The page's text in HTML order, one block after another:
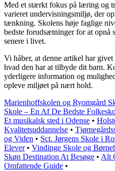
Med et stærkt fokus på læring og
varieret undervisningsmiljø, der
tænkning. Skolens høje faglige
bedste forudsætninger for at opnå
senere i livet.
Vi håber, at denne artikel har
hvad den har at tilbyde dit barn.
yderligere information og
opleve miljøet på nært hold.
Marienhoffskolen og Ryomgård
Skole – En Af De Bedste
Et musikalsk sted i Odense •
Kvalitetsuddannelse •
og Viden • Sct. Jørgens Skole i
Elever• Vindinge Skole og
Skøn Destination At Besøge • Alt
Omfattende Guide •